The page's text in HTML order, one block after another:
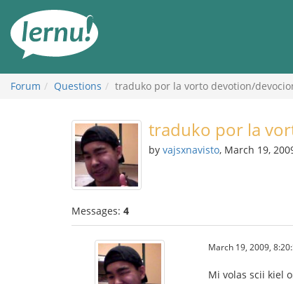
the
content
Forum Questions traduko por la vorto devotion/
traduko por la
by vajsxnavisto, March 19,
Messages: 4
March 19, 2009,
Mi volas scii kiel